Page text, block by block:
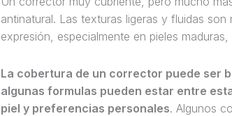
antinatural. Las texturas ligeras y fluidas
expresión, especialmente en pieles
La cobertura de un corrector puede ser
algunas formulas pueden estar entre
piel y preferencias personales. Algunos